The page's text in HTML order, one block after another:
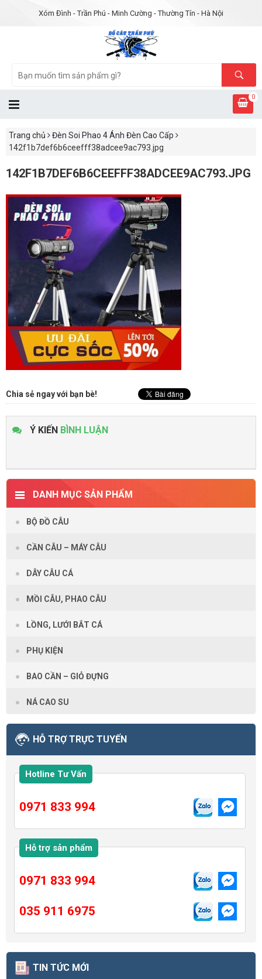
Xóm Đình - Trần Phú - Minh Cường - Thường Tín - Hà Nội
0
Trang chủ
Đèn Soi Phao 4 Ánh Đèn Cao Cấp
142f1b7def6b6ceefff38adcee9ac793.jpg
142F1B7DEF6B6CEEFFF38ADCEE9AC793.JPG
Chia sẻ ngay với bạn bè!
Ý KIẾN BÌNH LUẬN
DANH MỤC SẢN PHẨM
BỘ ĐỒ CÂU
CẦN CÂU – MÁY CÂU
DÂY CÂU CÁ
MỒI CÂU, PHAO CÂU
LỒNG, LƯỚI BẮT CÁ
PHỤ KIỆN
BAO CẦN – GIỎ ĐỰNG
NÁ CAO SU
HỖ TRỢ TRỰC TUYẾN
Hotline Tư Vấn
0971 833 994
Hỗ trợ sản phẩm
0971 833 994
035 911 6975
TIN TỨC MỚI